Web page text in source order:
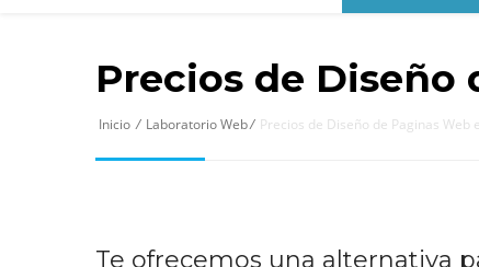
Precios de Diseño
Inicio / Laboratorio Web/ Precios de Diseño de Paginas Web
Te ofrecemos una alternativa